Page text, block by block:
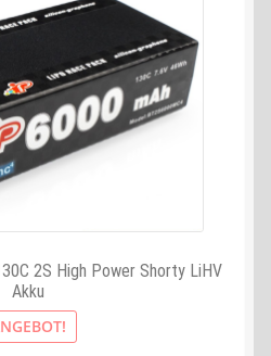
2S High Power Shorty LiHV
Akku